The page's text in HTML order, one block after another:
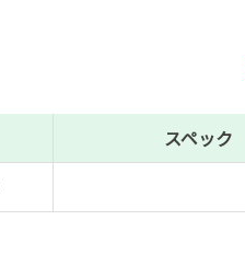
スペック